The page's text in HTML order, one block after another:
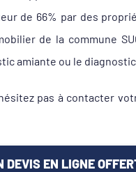
de 66% par des
de la commune
amiante ou le diagnostic
pas à contacter
DEVIS EN LIGNE